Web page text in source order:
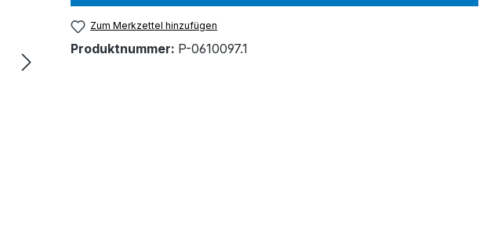
Zum Merkzettel hinzufügen
Produktnummer: P-0610097.1